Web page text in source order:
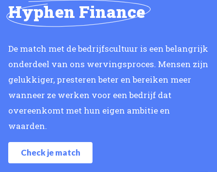
Hyphen Finance
De match met de bedrijfscultuur is een belangrijk
onderdeel van ons wervingsproces. Mensen zijn
gelukkiger, presteren beter en bereiken meer
wanneer ze werken voor een bedrijf dat
overeenkomt met hun eigen ambitie en
waarden.
Check je match